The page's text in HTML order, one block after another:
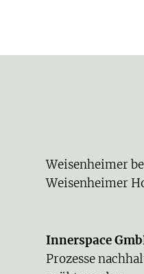
Weisenheimer
Weisenheimer
Innerspace
Prozesse